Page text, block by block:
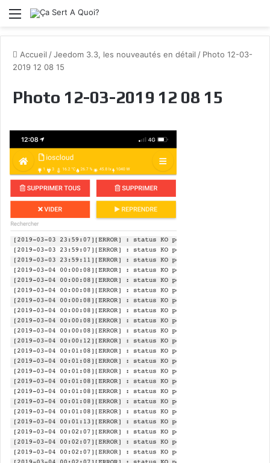
Menu
Accueil /Jeedom 3.3, les nouveautés en détail / Photo 12-03-
2019 12 08 15
Photo 12-03-2019 12 08 15